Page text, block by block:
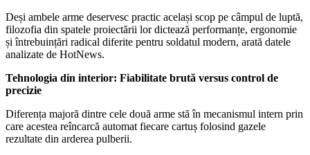
Deși ambele arme deservesc practic același scop pe câmpul de luptă,
filozofia din spatele proiectării lor dictează performanțe, ergonomie
și întrebuințări radical diferite pentru soldatul modern, arată datele
analizate de HotNews.
Tehnologia din interior: Fiabilitate brută versus control de
precizie
Diferența majoră dintre cele două arme stă în mecanismul intern prin
care acestea reîncarcă automat fiecare cartuș folosind gazele
rezultate din arderea pulberii.